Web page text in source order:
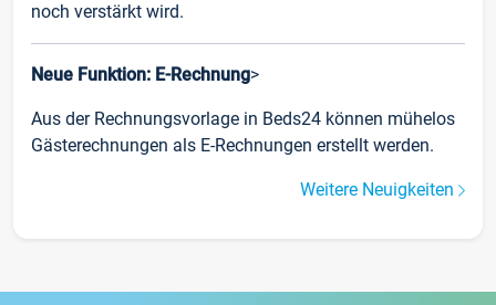
noch verstärkt wird.
Neue Funktion: E-Rechnung>
Aus der Rechnungsvorlage in Beds24 können mühelos
Gästerechnungen als E-Rechnungen erstellt werden.
Weitere Neuigkeiten